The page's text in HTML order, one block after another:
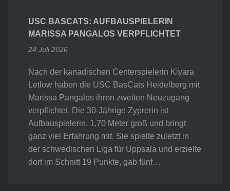
USC BASCATS: AUFBAUSPIELERIN
MARISSA PANGALOS VERPFLICHTET
24 Juli 2026
Nach der kanadischen Centerspielerin Kiyara
Letlow haben die USC BasCats Heidelberg mit
Marissa Pangalos ihren zweiten Neuzugang
verpflichtet. Die 30-Jährige Zyprerin ist
Aufbauspielerin, 1,70 Meter groß und bringt
ganz viel Erfahrung mit. Sie spielte zuletzt in
der schwedischen Liga für Uppsala und erzielte
dort im Schnitt 19 Punkte, gab fünf…